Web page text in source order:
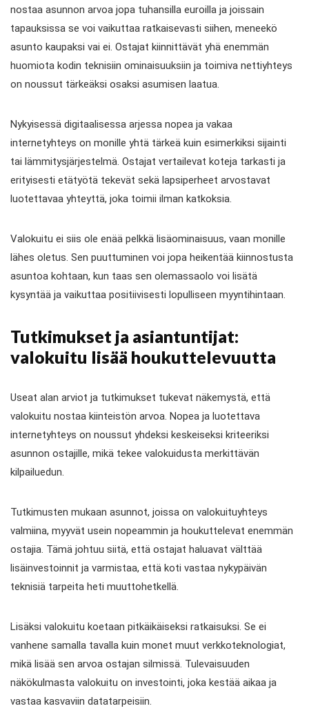
nostaa asunnon arvoa jopa tuhansilla euroilla ja joissain
tapauksissa se voi vaikuttaa ratkaisevasti siihen, meneekö
asunto kaupaksi vai ei. Ostajat kiinnittävät yhä enemmän
huomiota kodin teknisiin ominaisuuksiin ja toimiva nettiyhteys
on noussut tärkeäksi osaksi asumisen laatua.
Nykyisessä digitaalisessa arjessa nopea ja vakaa
internetyhteys on monille yhtä tärkeä kuin esimerkiksi sijainti
tai lämmitysjärjestelmä. Ostajat vertailevat koteja tarkasti ja
erityisesti etätyötä tekevät sekä lapsiperheet arvostavat
luotettavaa yhteyttä, joka toimii ilman katkoksia.
Valokuitu ei siis ole enää pelkkä lisäominaisuus, vaan monille
lähes oletus. Sen puuttuminen voi jopa heikentää kiinnostusta
asuntoa kohtaan, kun taas sen olemassaolo voi lisätä
kysyntää ja vaikuttaa positiivisesti lopulliseen myyntihintaan.
Tutkimukset ja asiantuntijat:
valokuitu lisää houkuttelevuutta
Useat alan arviot ja tutkimukset tukevat näkemystä, että
valokuitu nostaa kiinteistön arvoa. Nopea ja luotettava
internetyhteys on noussut yhdeksi keskeiseksi kriteeriksi
asunnon ostajille, mikä tekee valokuidusta merkittävän
kilpailuedun.
Tutkimusten mukaan asunnot, joissa on valokuituyhteys
valmiina, myyvät usein nopeammin ja houkuttelevat enemmän
ostajia. Tämä johtuu siitä, että ostajat haluavat välttää
lisäinvestoinnit ja varmistaa, että koti vastaa nykypäivän
teknisiä tarpeita heti muuttohetkellä.
Lisäksi valokuitu koetaan pitkäikäiseksi ratkaisuksi. Se ei
vanhene samalla tavalla kuin monet muut verkkoteknologiat,
mikä lisää sen arvoa ostajan silmissä. Tulevaisuuden
näkökulmasta valokuitu on investointi, joka kestää aikaa ja
vastaa kasvaviin datatarpeisiin.